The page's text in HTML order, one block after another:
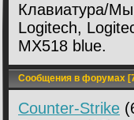
Клавиатура/
Logitech,
MX518 blue.
Сообщения в форумах
Counter-Strike